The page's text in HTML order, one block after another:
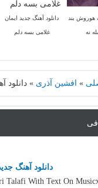
هوروش بند
نه
دانلود آهنگ جدید ایمان
غلامی بسه دلم
» افشین آذری » دانلود
دانلود آهنگ
Talafi With Text On